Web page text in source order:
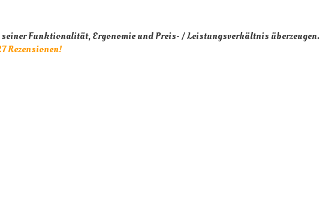
Funktionalität, Ergonomie und Preis- / Leistungsverhältnis überzeugen.
Rezensionen!